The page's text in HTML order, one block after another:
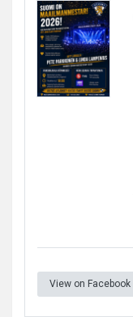
View on Facebook